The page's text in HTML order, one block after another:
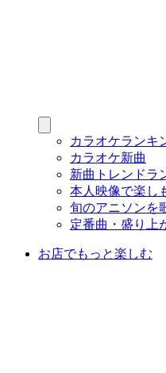
カラオケランキ
カラオケ新曲
新曲トレンドラ
本人映像で楽し
旬のアニソンを
定番曲・盛り上
お店でもっと楽しむ